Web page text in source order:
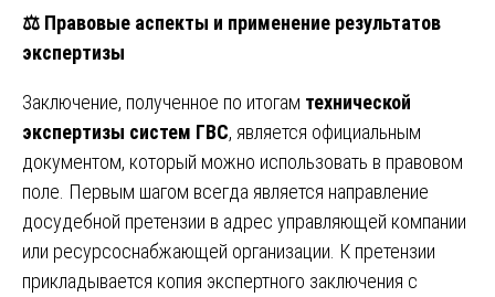
⚖️ Правовые аспекты и применение результатов
экспертизы
Заключение, полученное по итогам технической
экспертизы систем ГВС, является официальным
документом, который можно использовать в правовом
поле. Первым шагом всегда является направление
досудебной претензии в адрес управляющей компании
или ресурсоснабжающей организации. К претензии
прикладывается копия экспертного заключения с